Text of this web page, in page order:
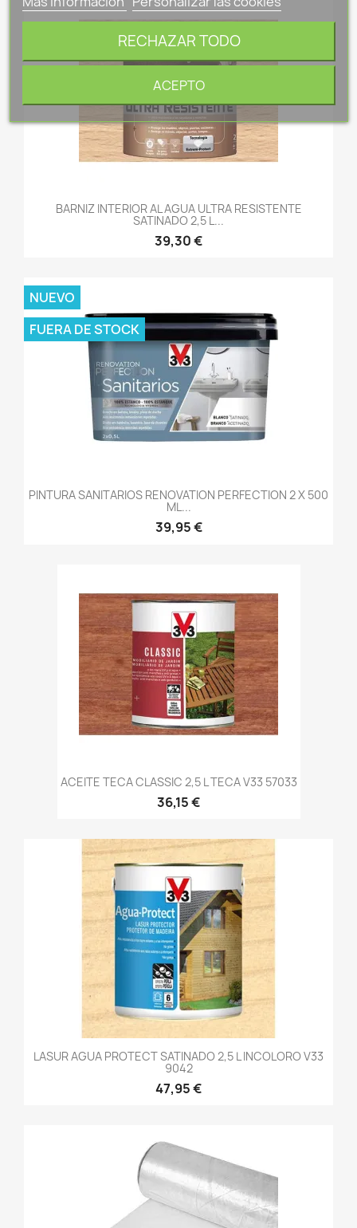
BARNIZ INTERIOR AL AGUA ULTRA RESISTENTE
SATINADO 2,5 L...
39,30 €
PINTURA SANITARIOS RENOVATION PERFECTION 2 X 500
ML...
39,95 €
NUEVO
FUERA DE STOCK
ACEITE TECA CLASSIC 2,5 L TECA V33 57033
36,15 €
LASUR AGUA PROTECT SATINADO 2,5 L INCOLORO V33
9042
47,95 €
RECHAZAR TODO
ACEPTO